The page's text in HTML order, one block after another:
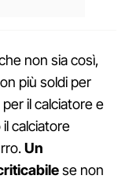
non sia così,
più soldi per
il calciatore e
calciatore
Un
se non